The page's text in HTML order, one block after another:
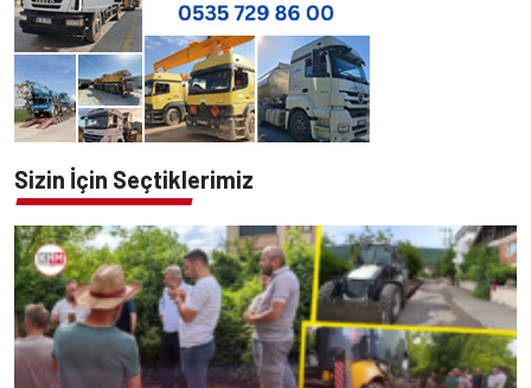
Sizin İçin Seçtiklerimiz